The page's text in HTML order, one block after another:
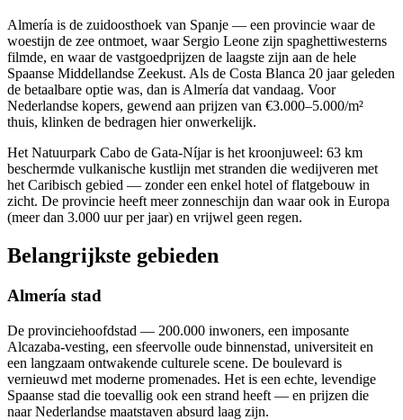
Almería is de zuidoosthoek van Spanje — een provincie waar de
woestijn de zee ontmoet, waar Sergio Leone zijn spaghettiwesterns
filmde, en waar de vastgoedprijzen de laagste zijn aan de hele
Spaanse Middellandse Zeekust. Als de Costa Blanca 20 jaar geleden
de betaalbare optie was, dan is Almería dat vandaag. Voor
Nederlandse kopers, gewend aan prijzen van €3.000–5.000/m²
thuis, klinken de bedragen hier onwerkelijk.
Het Natuurpark Cabo de Gata-Níjar is het kroonjuweel: 63 km
beschermde vulkanische kustlijn met stranden die wedijveren met
het Caribisch gebied — zonder een enkel hotel of flatgebouw in
zicht. De provincie heeft meer zonneschijn dan waar ook in Europa
(meer dan 3.000 uur per jaar) en vrijwel geen regen.
Belangrijkste gebieden
Almería stad
De provinciehoofdstad — 200.000 inwoners, een imposante
Alcazaba-vesting, een sfeervolle oude binnenstad, universiteit en
een langzaam ontwakende culturele scene. De boulevard is
vernieuwd met moderne promenades. Het is een echte, levendige
Spaanse stad die toevallig ook een strand heeft — en prijzen die
naar Nederlandse maatstaven absurd laag zijn.